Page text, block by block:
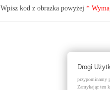
Wpisz kod z obrazka powyżej *
Drogi
przypominamy
Zamykając ten